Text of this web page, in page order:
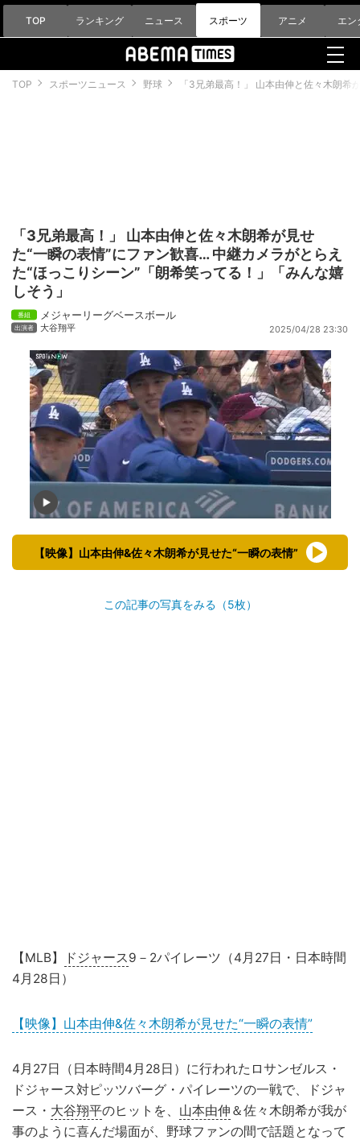
TOP ランキング ニュース スポーツ アニメ エン
TOP スポーツニュース 野球 「3兄弟最高！」 山本由伸と佐々木朗
「3兄弟最高！」 山本由伸と佐々木朗希が見せ
た“一瞬の表情”にファン歓喜… 中継カメラがとらえ
た“ほっこりシーン”「朗希笑ってる！」「みんな嬉
しそう」
メジャーリーグベースボール
大谷翔平 2025/04/28 23:30
【映像】山本由伸&佐々木朗希が見せた“一瞬の表情”
この記事の写真をみる（5枚）
【MLB】 ドジャース9－2パイレーツ（4月27日・日本時間
4月28日）
【映像】山本由伸&佐々木朗希が見せた“一瞬の表情”
4月27日（日本時間4月28日）に行われたロサンゼルス・
ドジャース対ピッツバーグ・パイレーツの一戦で、ドジャ
ース・ 大谷翔平のヒットを、 山本由伸 ＆佐々木朗希が我が
事のように喜んだ場面が、野球ファンの間で話題となって